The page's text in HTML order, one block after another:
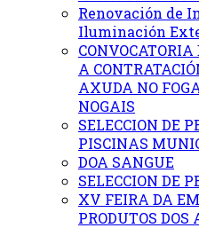
Renovación de
Iluminación
A
AXUDA NO
NOGAIS
SELECCION DE
PISCINAS
DOA SANGUE
SELECCION DE
XV FEIRA DA
PRODUTOS DOS